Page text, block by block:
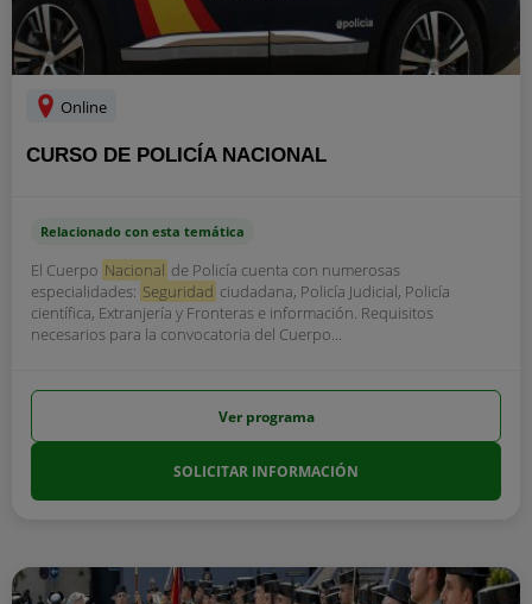
Online
CURSO DE POLICÍA NACIONAL
Relacionado con esta temática
El Cuerpo Nacional de Policía cuenta con numerosas
especialidades: Seguridad ciudadana, Policía Judicial, Policía
científica, Extranjería y Fronteras e información. Requisitos
necesarios para la convocatoria del Cuerpo...
Ver programa
SOLICITAR INFORMACIÓN